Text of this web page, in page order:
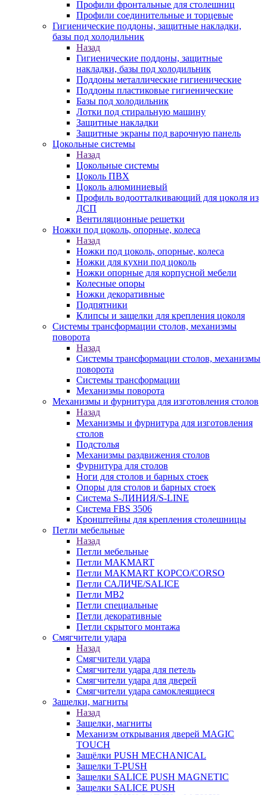
Профили фронтальные для столешниц
Профили соединительные и торцевые
Гигиенические поддоны, защитные накладки,
базы под холодильник
Назад
Гигиенические поддоны, защитные
накладки, базы под холодильник
Поддоны металлические гигиенические
Поддоны пластиковые гигиенические
Базы под холодильник
Лотки под стиральную машину
Защитные накладки
Защитные экраны под варочную панель
Цокольные системы
Назад
Цокольные системы
Цоколь ПВХ
Цоколь алюминиевый
Профиль водоотталкивающий для цоколя из
ДСП
Вентиляционные решетки
Ножки под цоколь, опорные, колеса
Назад
Ножки под цоколь, опорные, колеса
Ножки для кухни под цоколь
Ножки опорные для корпусной мебели
Колесные опоры
Ножки декоративные
Подпятники
Клипсы и защелки для крепления цоколя
Системы трансформации столов, механизмы
поворота
Назад
Системы трансформации столов, механизмы
поворота
Системы трансформации
Механизмы поворота
Механизмы и фурнитура для изготовления столов
Назад
Механизмы и фурнитура для изготовления
столов
Подстолья
Механизмы раздвижения столов
Фурнитура для столов
Ноги для столов и барных стоек
Опоры для столов и барных стоек
Система S-ЛИНИЯ/S-LINE
Система FBS 3506
Кронштейны для крепления столешницы
Петли мебельные
Назад
Петли мебельные
Петли MAKMART
Петли MAKMART КОРСО/CORSO
Петли САЛИЧЕ/SALICE
Петли MB2
Петли специальные
Петли декоративные
Петли скрытого монтажа
Смягчители удара
Назад
Смягчители удара
Смягчители удара для петель
Смягчители удара для дверей
Cмягчители удара самоклеящиеся
Защелки, магниты
Назад
Защелки, магниты
Механизм открывания дверей MAGIC
TOUCH
Защёлки PUSH MECHANICAL
Защелки T-PUSH
Защелки SALICE PUSH MAGNETIC
Защелки SALICE PUSH